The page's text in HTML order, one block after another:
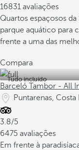
16831 avaliações
Quartos espaçosos
parque aquático para
frente a uma das
Compara
Tudo incluído
Barceló Tambor - All
Puntarenas, Costa
3.8/5
6475 avaliações
Em frente à